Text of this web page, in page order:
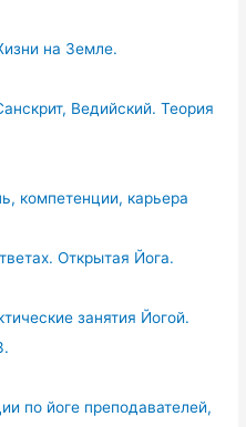
на Земле.
Ведийский. Теория
компетенции, карьера
Открытая Йога.
занятия Йогой.
по йоге преподавателей,